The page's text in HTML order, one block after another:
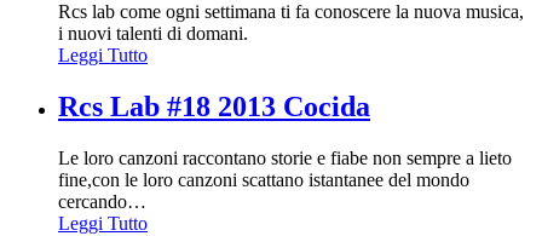
Rcs lab come ogni settimana ti fa conoscere la nuova musica,
i nuovi talenti di domani.
Leggi Tutto
Rcs Lab #18 2013 Cocida
Le loro canzoni raccontano storie e fiabe non sempre a lieto
fine,con le loro canzoni scattano istantanee del mondo
cercando…
Leggi Tutto